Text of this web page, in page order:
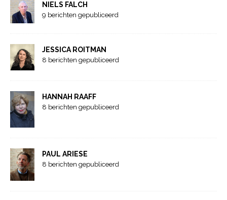
NIELS FALCH
9 berichten gepubliceerd
JESSICA ROITMAN
8 berichten gepubliceerd
HANNAH RAAFF
8 berichten gepubliceerd
PAUL ARIESE
8 berichten gepubliceerd